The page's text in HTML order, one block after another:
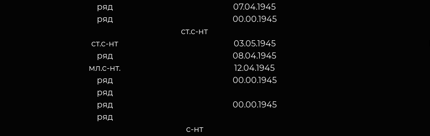
ряд
07.04.1945
ряд
00.00.1945
ст.с-нт
ст.с-нт
03.05.1945
ряд
08.04.1945
мл.с-нт.
12.04.1945
ряд
00.00.1945
ряд
ряд
00.00.1945
ряд
с-нт